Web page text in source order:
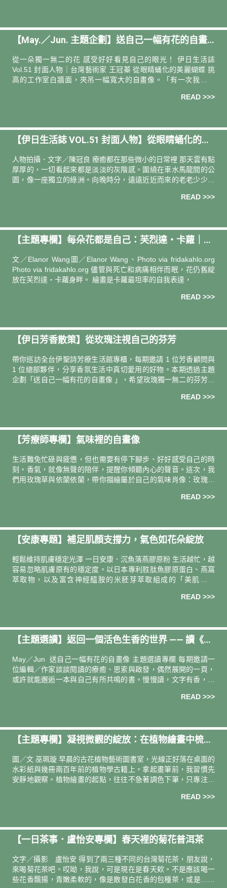
【May.／Jun. 主題企劃】送自己一幅有花的自畫
從一朵獨一無二的花 感受好好看見自己的眼光！ 伊日生活誌
Vol.51 封面人物｜台灣藝術家 王冠蓁 從眼睛蛹化的美麗蝴蝶 挑
高的工作室白牆面，夾吊一幅寬大的自畫像。「有一次我去爬
READ >>>
【伊日生活誌 VOL.51 封面人物】從眼睛蛹化的美
人物拍攝．文字／陳冠良 療癒都在那些微小的日常裡 那天雲有點
厚厚的，一切看起來都是淡淡的灰階感。圍繞在車水馬龍間的公
園，像一座獨立的綠洲。向晚時分，遠遠近近而來的老老少少，
READ >>>
【主題專欄】每朵花都是自己：芙烈達・卡蘿｜策
文／Elanor Wang圖／Elanor Wang、Photo via fridakahlo.org
Photo via fridakahlo.org 儘管與死亡和病痛相伴而眠，花仍舊綻
放在芙烈達・卡蘿身畔。 繪畫是卡蘿最坦率的自我表達，
READ >>>
【伊日芳香散策】從玫瑰注視自己的芬芳
帶你巡訪全台伊聖詩芳療⽣活館專櫃，每期邀請 1 位芳香顧問與
1 位總部夥伴，分享⾹氛生活中真切愛用的好物。本期透過主題
企劃「送⾃⼰⼀幅有花的⾃畫像 」，希望玫瑰獨一無二的芬芳能
台南新天地．伊聖詩芳療生活館專櫃：黃色磁磚暖調與古傢俱般
READ >>>
【芳療師專欄】氣味裡的自畫像
生活難免忙碌與疲憊，但也需要有停下腳步、好好感受自己的時
刻。香氣，就像無聲的陪伴，提醒你傾聽內心的聲音。這次，我
們用玫瑰草與依蘭依蘭，帶你描繪屬於自己的氣味肖像：玫瑰草
自己。在香氣的引領下，每一次呼吸，都能找回平靜、溫暖與自
READ >>>
【安康專題】補足肌顏支撐力，氣色如花朵綻放
輕鬆維持肌膚穩定光澤 一日安康．沉魚落燕膠原粉 生活越忙，越
容易忽略肌膚原有的穩定度。以日本專利胜肽魚膠原蛋白、燕窩
萃取物，以及富含神經醯胺的米胚芽萃取組成的「美肌金三
READ >>>
【主題選讀】返回一個活色生香的世界 —— 讀《感
May／Jun 送自己一幅有花的自畫像 主題選讀專欄 每期邀請一
位編輯／作家談談閱讀的療癒、思索與啟發，偶然展開的一頁，
或許就能邂逅一本與自己有所共鳴的書。慢慢讀，文字有香，日
READ >>>
【主題專欄】凝視微觀的綻放：在植物繪畫中梳理
圖／文 巫珮璇 早晨的古花植物藝術圖書室，光線正好落在桌面的
水彩紙與幾冊兩百年前的植物學古籍上。拿起畫筆前，我習慣先
安靜地觀察。植物繪畫的起點，往往不急著調色下筆，只專注於
READ >>>
【一日茶事．盧怡安專欄】春天裡的菊花普洱茶
文字／攝影 盧怡安 得到了兩三種不同的台灣菊花茶，朋友說，
來喝菊花茶吧。哎呦，我說，可是現在是春天欸。不是應該喝一
些花香飄揚，青嫩柔軟的，像是散發白花香的包種茶，或是……